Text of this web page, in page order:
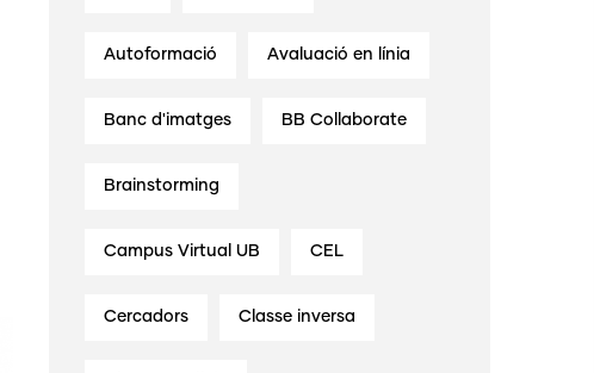
Autoformació Avaluació en línia
Banc d'imatges BB Collaborate
Brainstorming
Campus Virtual UB CEL
Cercadors Classe inversa